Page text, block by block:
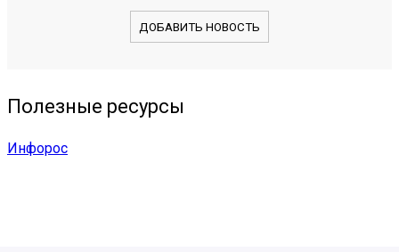
ДОБАВИТЬ НОВОСТЬ
Полезные ресурсы
Инфорос